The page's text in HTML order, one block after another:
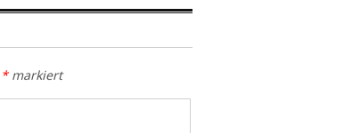
*markiert